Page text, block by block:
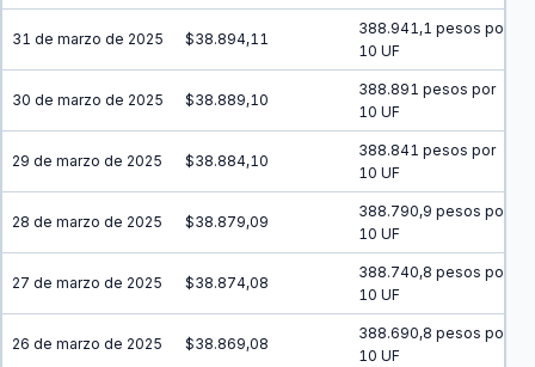
31 de marzo de 2025 $38.894,11
388.941,1 pesos por
10 UF
30 de marzo de 2025 $38.889,10
388.891 pesos por
10 UF
29 de marzo de 2025 $38.884,10
388.841 pesos por
10 UF
28 de marzo de 2025 $38.879,09
388.790,9 pesos por
10 UF
27 de marzo de 2025 $38.874,08
388.740,8 pesos por
10 UF
26 de marzo de 2025 $38.869,08
388.690,8 pesos por
10 UF